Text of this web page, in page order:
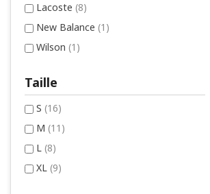
Lacoste (8)
New Balance (1)
Wilson (1)
Taille
S (16)
M (11)
L (8)
XL (9)